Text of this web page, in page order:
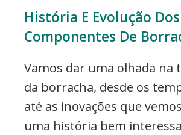
História E Evolução Dos
Componentes De
Vamos dar uma olhada na
da borracha, desde os
até as inovações que
uma história bem